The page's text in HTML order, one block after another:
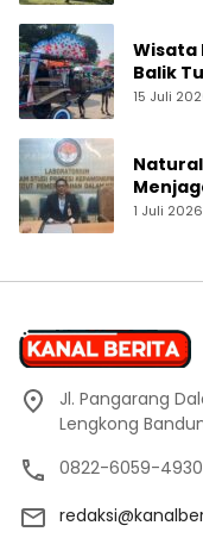
Wisata
Balik
15 Juli
1 Juli 2026
Jl. Pangarang
Lengkong
0822-6059-4930